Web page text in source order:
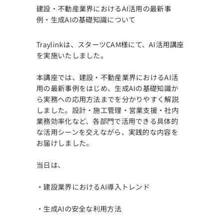
建設・不動産業界におけるAI活用の最新事
例・生成AIの基礎知識について
Traylinkは、スターツCAM様にて、AI活用講座
を実施いたしました。
本講座では、建設・不動産業界におけるAI活
用の最新事例をはじめ、生成AIの基礎知識か
ら実務への応用方法までを分かりやすく解説
しました。設計・施工管理・営業支援・社内
業務効率化など、各部門で活用できる具体的
な活用シーンを交えながら、実践的な内容を
お届けしました。
当日は、
・建設業界におけるAI導入トレンド
・生成AIの安全な利用方法